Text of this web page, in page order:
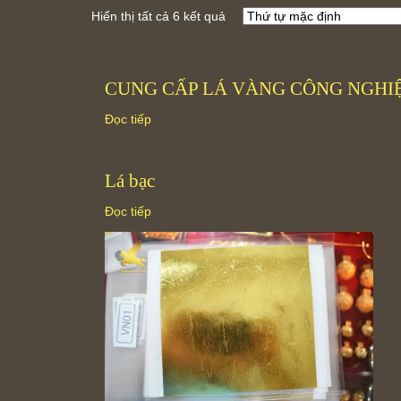
Hiển thị tất cả 6 kết quả
CUNG CẤP LÁ VÀNG CÔNG
Đọc tiếp
Lá bạc
Đọc tiếp